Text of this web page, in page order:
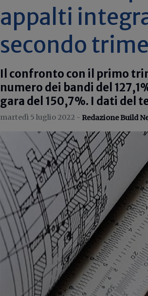
appalti
secondo
Il confronto con il primo
numero dei bandi del
gara del 150,7%. I dati del
martedì 5 luglio 2022 - Redazione Build